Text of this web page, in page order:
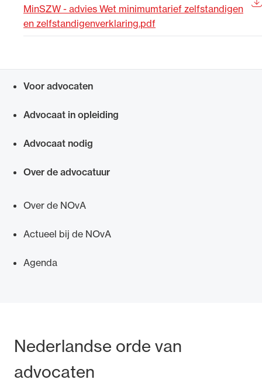
MinSZW - advies Wet minimumtarief zelfstandigen
en zelfstandigenverklaring.pdf
Voor advocaten
Advocaat in opleiding
Advocaat nodig
Over de advocatuur
Over de NOvA
Actueel bij de NOvA
Agenda
Bezoek- en postadres
Nederlandse orde van
advocaten
de advocatuur (Voda) en de Regeling op de
Ondersteuning voor advocaten bij hun
het rechtsgebiedenregister en